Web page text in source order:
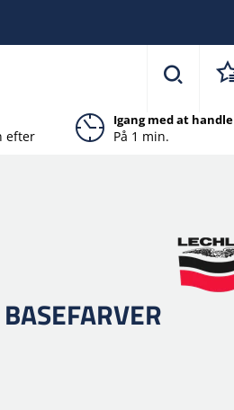
efter
Igang med at handle
På 1 min.